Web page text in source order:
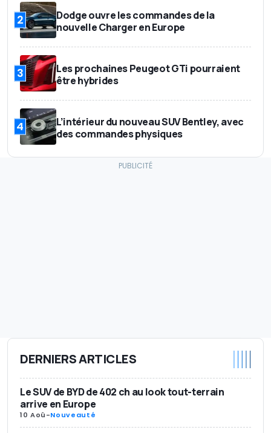
2
Dodge ouvre les commandes de la
nouvelle Charger en Europe
3
Les prochaines Peugeot GTi pourraient
être hybrides
4
L’intérieur du nouveau SUV Bentley, avec
des commandes physiques
DERNIERS ARTICLES
Le SUV de BYD de 402 ch au look tout-terrain
arrive en Europe
10 Aoû-Nouveauté